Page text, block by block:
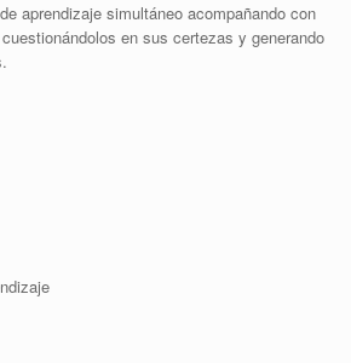
aprendizaje simultáneo acompañando con
en sus certezas y generando